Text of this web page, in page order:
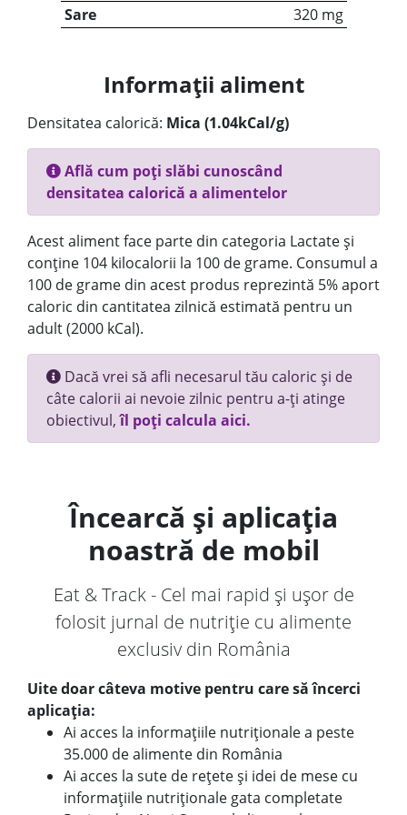
Sare 320 mg
Informații aliment
Densitatea calorică: Mica (1.04kCal/g)
Află cum poți slăbi cunoscând
densitatea calorică a alimentelor
Acest aliment face parte din categoria Lactate și
conține 104 kilocalorii la 100 de grame. Consumul a
100 de grame din acest produs reprezintă 5% aport
caloric din cantitatea zilnică estimată pentru un
adult (2000 kCal).
Dacă vrei să afli necesarul tău caloric și de
câte calorii ai nevoie zilnic pentru a-ți atinge
obiectivul,îl poți calcula aici.
Încearcă și aplicația
noastră de mobil
Eat & Track - Cel mai rapid și ușor de
folosit jurnal de nutriție cu alimente
exclusiv din România
Uite doar câteva motive pentru care să încerci
aplicația:
Ai acces la informațiile nutriționale a peste
35.000 de alimente din România
Ai acces la sute de rețete și idei de mese cu
informațiile nutriționale gata completate